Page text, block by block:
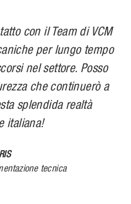
con il Team di VCM
per lungo tempo
nel settore. Posso
che continuerò a
splendida realtà
italiana!
tecnica